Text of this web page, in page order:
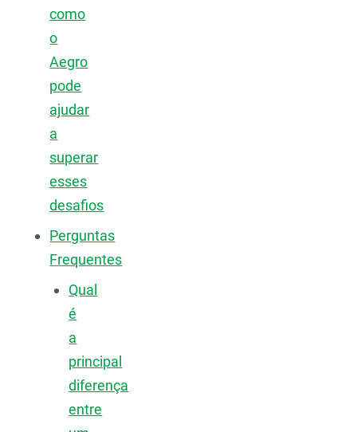
como
o
Aegro
pode
ajudar
a
superar
esses
desafios
Perguntas
Frequentes
Qual
é
a
principal
diferença
entre